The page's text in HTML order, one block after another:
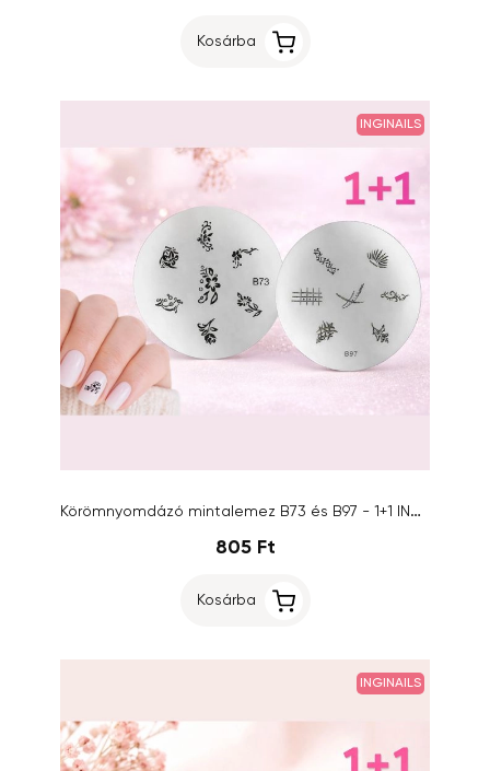
Kosárba
INGINAILS
Körömnyomdázó mintalemez B73 és B97 - 1+1 INGYENES AKCIÓ
805 Ft
Kosárba
INGINAILS